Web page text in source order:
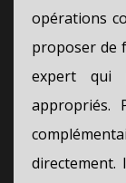
opérations
proposer de
expert qui
appropriés.
directement.